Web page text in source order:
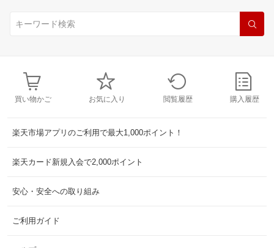
買い物かご お気に入り 閲覧履歴 購入履歴
楽天市場アプリのご利用で最大1,000ポイント！
楽天カード新規入会で2,000ポイント
安心・安全への取り組み
ご利用ガイド